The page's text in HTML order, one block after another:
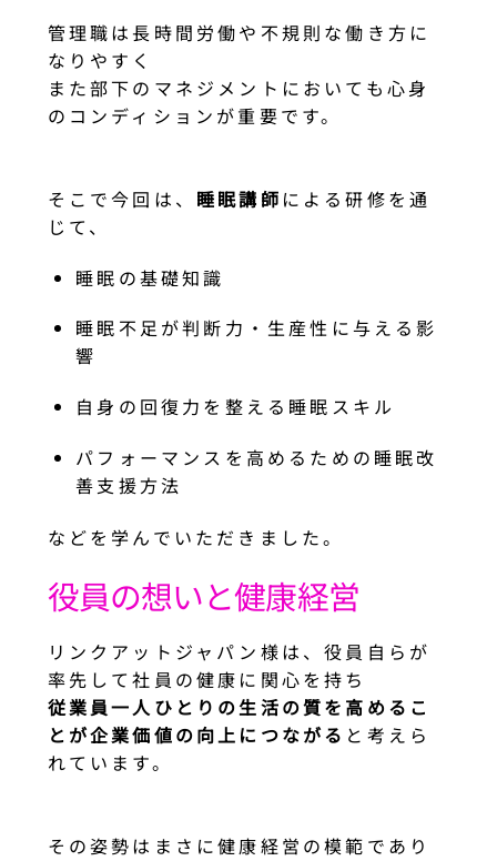
管理職は長時間労働や不規則な働き方に
なりやすく
また部下のマネジメントにおいても心身
のコンディションが重要です。
そこで今回は、 睡眠講師 による研修を通
じて、
睡眠の基礎知識
睡眠不足が判断力・生産性に与える影
響
自身の回復力を整える睡眠スキル
パフォーマンスを高めるための睡眠改
善支援方法
などを学んでいただきました。
役員の想いと健康経営
リンクアットジャパン様は、役員自らが
率先して社員の健康に関心を持ち
従業員一人ひとりの生活の質を高めるこ
とが企業価値の向上につながる と考えら
れています。
その姿勢はまさに健康経営の模範であり